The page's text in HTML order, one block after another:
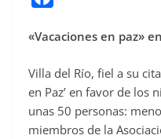
c
o
o
«Vacaciones en paz»
Villa del Río, fiel a su
en Paz’ en favor de los
unas 50 personas:
miembros de la